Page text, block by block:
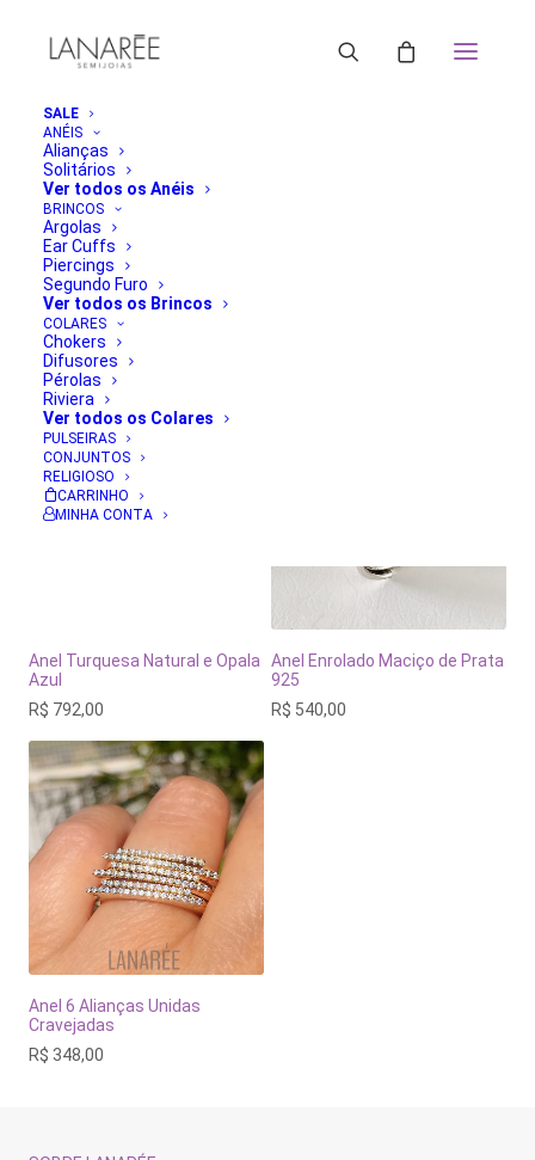
SALE
ANÉIS
Alianças
Solitários
Ver todos os Anéis
BRINCOS
Argolas
Ear Cuffs
Piercings
Segundo Furo
Ver todos os Brincos
COLARES
Chokers
Difusores
Pérolas
Riviera
Ver todos os Colares
PULSEIRAS
CONJUNTOS
RELIGIOSO
CARRINHO
MINHA CONTA
ORDENAR POR PREÇO: MAIOR PARA MENOR
Anel Turquesa Natural e Opala
Azul
R$ 792,00
Anel Enrolado Maciço de Prata
925
R$ 540,00
Anel 6 Alianças Unidas
Cravejadas
R$ 348,00